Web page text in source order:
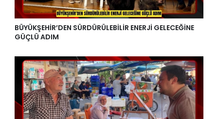
BÜYÜKŞEHİR’DEN SÜRDÜRÜLEBİLİR ENERJİ GELECEĞİNE
GÜÇLÜ ADIM